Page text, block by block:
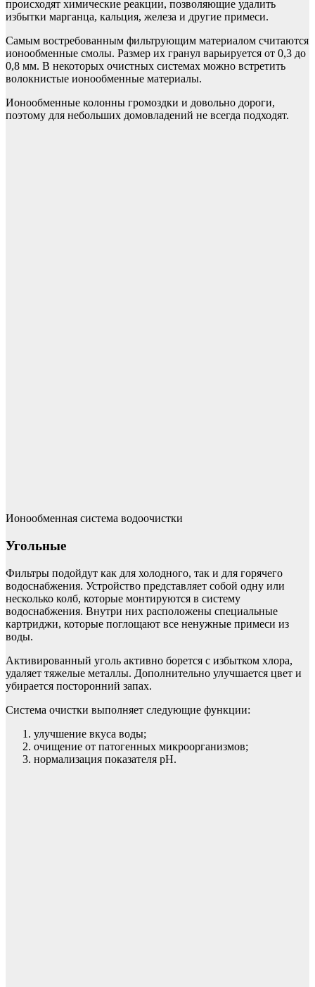
происходят химические реакции, позволяющие удалить
избытки марганца, кальция, железа и другие примеси.
Самым востребованным фильтрующим материалом считаются
ионообменные смолы. Размер их гранул варьируется от 0,3 до
0,8 мм. В некоторых очистных системах можно встретить
волокнистые ионообменные материалы.
Ионообменные колонны громоздки и довольно дороги,
поэтому для небольших домовладений не всегда подходят.
Ионообменная система водоочистки
Угольные
Фильтры подойдут как для холодного, так и для горячего
водоснабжения. Устройство представляет собой одну или
несколько колб, которые монтируются в систему
водоснабжения. Внутри них расположены специальные
картриджи, которые поглощают все ненужные примеси из
воды.
Активированный уголь активно борется с избытком хлора,
удаляет тяжелые металлы. Дополнительно улучшается цвет и
убирается посторонний запах.
Система очистки выполняет следующие функции:
улучшение вкуса воды;
очищение от патогенных микроорганизмов;
нормализация показателя pH.